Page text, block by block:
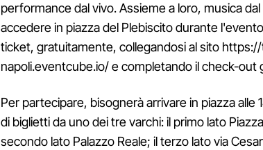
performance dal vivo. Assieme a loro, musica
accedere in piazza del Plebiscito durante
ticket, gratuitamente, collegandosi al sito
napoli.eventcube.io/ e completando il check-out
Per partecipare, bisognerà arrivare in piazza alle
di biglietti da uno dei tre varchi: il primo lato
secondo lato Palazzo Reale; il terzo lato via